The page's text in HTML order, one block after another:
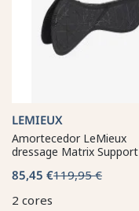
LEMIEUX
Amortecedor LeMieux
dressage Matrix Support
85,45 €119,95 €
2 cores